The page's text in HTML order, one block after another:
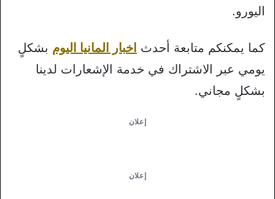
اليورو.
كما يمكنكم متابعة أحدث اخبار المانيا اليوم بشكلٍ
يومي عبر الاشتراك في خدمة الإشعارات لدينا
بشكلٍ مجاني.
إعلان
إعلان